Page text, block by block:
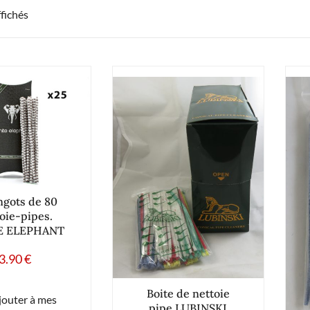
de 80
pipes.
ELEPHANT
€
à mes
Boite de nettoie